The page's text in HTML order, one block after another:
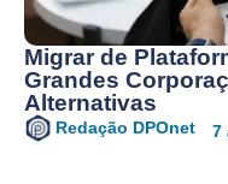
Migrar de
Grandes
Alternativas
Redação DPOnet 7